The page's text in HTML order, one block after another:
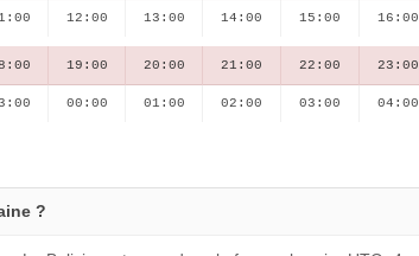
12:00 13:00 14:00 15:00 16:00
19:00 20:00 21:00 22:00 23:00
00:00 01:00 02:00 03:00 04:00
?